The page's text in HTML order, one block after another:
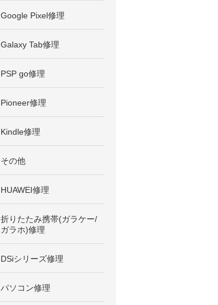
Google Pixel修理
Galaxy Tab修理
PSP go修理
Pioneer修理
Kindle修理
その他
HUAWEI修理
折りたたみ携帯(ガラケー/
ガラホ)修理
DSiシリーズ修理
パソコン修理